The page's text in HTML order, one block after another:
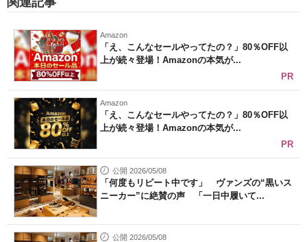
Amazon
「え、こんなセールやってたの？」80％OFF以
上が続々登場！Amazonの本気が...
PR
Amazon
「え、こんなセールやってたの？」80％OFF以
上が続々登場！Amazonの本気が...
PR
公開 2026/05/08
「何度もリピート中です」 ヴァンズの“黒いス
ニーカー”に絶賛の声 「一日中履いて...
公開 2026/05/08